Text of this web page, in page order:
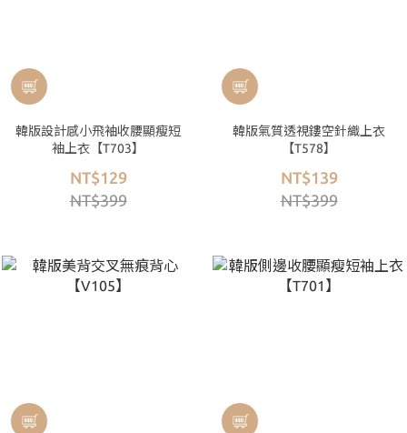
韓版設計感小飛袖收腰顯瘦短
袖上衣【T703】
NT$129
NT$399
韓版氣質透視鏤空針織上衣
【T578】
NT$139
NT$399